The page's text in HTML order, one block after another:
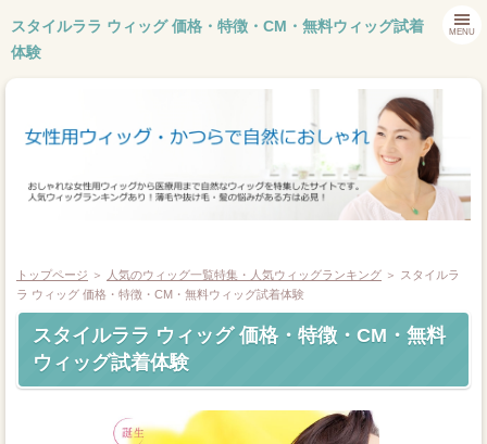
スタイルララ ウィッグ 価格・特徴・CM・無料ウィッグ試着
体験
MENU
ホーム
ウィッグメーカー
トップページ ＞ 人気のウィッグ一覧特集・人気ウィッグランキング ＞ スタイルラ
ラ ウィッグ 価格・特徴・CM・無料ウィッグ試着体験
スタイルララ ウィッグ 価格・特徴・CM・無料
ウィッグ試着体験